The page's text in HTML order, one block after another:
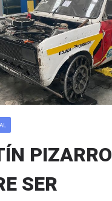
PIZARRO
SER